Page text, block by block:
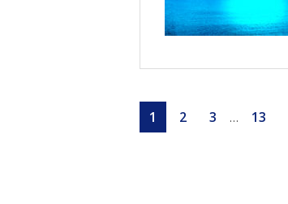
Page
1 Page
2 Page
3
Pages
provisoires
… Page
13